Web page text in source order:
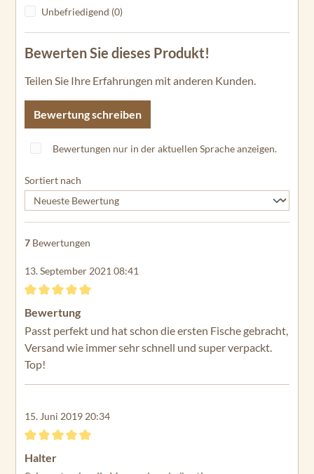
Unbefriedigend (0)
Bewerten Sie dieses Produkt!
Teilen Sie Ihre Erfahrungen mit anderen Kunden.
Bewertung schreiben
Bewertungen nur in der aktuellen Sprache anzeigen.
Sortiert nach
7 Bewertungen
13. September 2021 08:41
Bewertung mit 5 von 5 Sternen
Bewertung
Passt perfekt und hat schon die ersten Fische gebracht,
Versand wie immer sehr schnell und super verpackt.
Top!
15. Juni 2019 20:34
Bewertung mit 5 von 5 Sternen
Halter